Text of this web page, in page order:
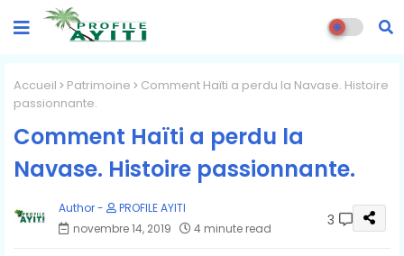
Accueil Patrimoine
Comment Haïti a perdu la Navase. Histoire
passionnante.
Comment Haïti a perdu la
Navase. Histoire passionnante.
PROFILE AYITI
novembre 14, 2019
4 minute read 3